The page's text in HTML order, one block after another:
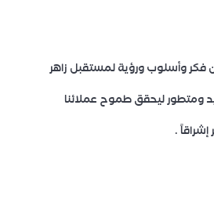
فكر وأسلوب ورؤية لمستقبل زاهر
ومتطور ليحقق طموح عملائنا
.